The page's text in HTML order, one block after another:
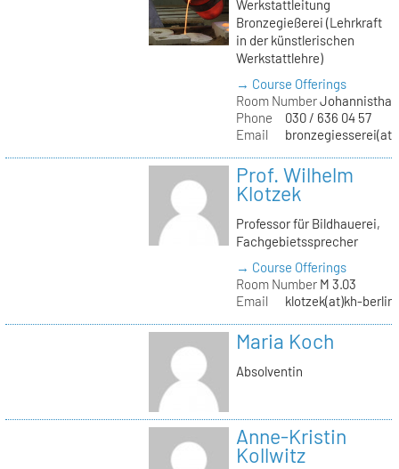
Werkstattleitung
Bronzegießerei (Lehrkraft
in der künstlerischen
Werkstattlehre)
→ Course Offerings
Room NumberJohannisthal
Phone
030 / 636 04 57
Email
Prof. Wilhelm
Klotzek
Professor für Bildhauerei,
Fachgebietssprecher
→ Course Offerings
Room NumberM 3.03
Email
klotzek(at)kh-
Maria Koch
Absolventin
Anne-Kristin
Kollwitz